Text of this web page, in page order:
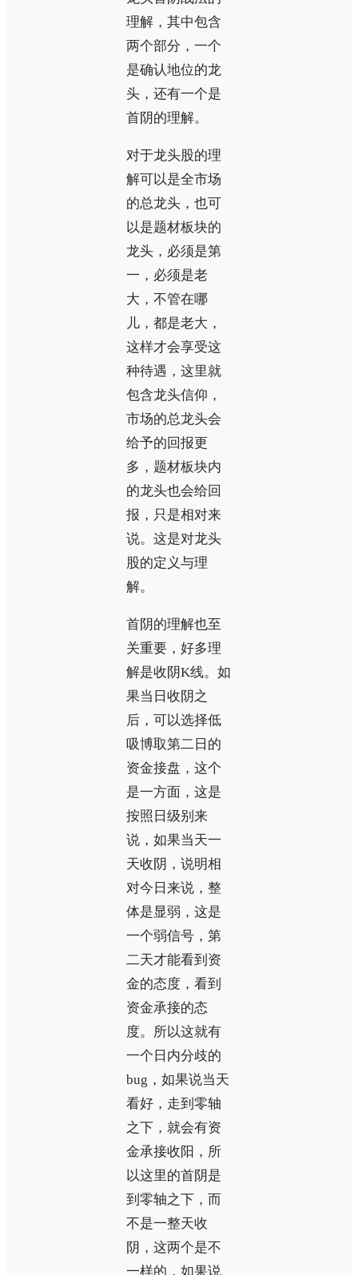
理解，其中包含
两个部分，一个
是确认地位的龙
头，还有一个是
首阴的理解。
对于龙头股的理
解可以是全市场
的总龙头，也可
以是题材板块的
龙头，必须是第
一，必须是老
大，不管在哪
儿，都是老大，
这样才会享受这
种待遇，这里就
包含龙头信仰，
市场的总龙头会
给予的回报更
多，题材板块内
的龙头也会给回
报，只是相对来
说。这是对龙头
股的定义与理
解。
首阴的理解也至
关重要，好多理
解是收阴K线。如
果当日收阴之
后，可以选择低
吸博取第二日的
资金接盘，这个
是一方面，这是
按照日级别来
说，如果当天一
天收阴，说明相
对今日来说，整
体是显弱，这是
一个弱信号，第
二天才能看到资
金的态度，看到
资金承接的态
度。所以这就有
一个日内分歧的
bug，如果说当天
看好，走到零轴
之下，就会有资
金承接收阳，所
以这里的首阴是
到零轴之下，而
不是一整天收
阴，这两个是不
一样的，如果说